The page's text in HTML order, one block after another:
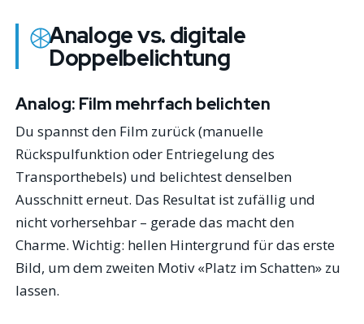
Analoge vs. digitale
Doppelbelichtung
Analog: Film mehrfach belichten
Du spannst den Film zurück (manuelle
Rückspulfunktion oder Entriegelung des
Transporthebels) und belichtest denselben
Ausschnitt erneut. Das Resultat ist zufällig und
nicht vorhersehbar – gerade das macht den
Charme. Wichtig: hellen Hintergrund für das erste
Bild, um dem zweiten Motiv «Platz im Schatten» zu
lassen.